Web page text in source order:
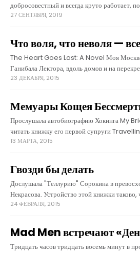
добросовестный и всегда круто работает,
многоголосая аудиокнига о разных сложных
27 СЕНТЯБРЯ, 2019
Что воля, что неволя —
The Heart Goes Last: A Novel Моя
Ганибала Лектора, вдоль домов и на
светофорами расставлены все книжки,
23 ДЕКАБРЯ, 2015
Мемуары Кощея
Прослушала автобиографию Хокинга My
читать книжку его первой супруги
Story Behind The Theory of Everything, но
13 МАРТА, 2015
Гвозди бы делать
Дослушала "Теллурию" Сорокина в
Некрасова. Устройство этой книжки
рассуждать о ее содержании превращает
24 ФЕВРАЛЯ, 2015
Mad Men встречают
Тридцать часов тридцать восемь минут в